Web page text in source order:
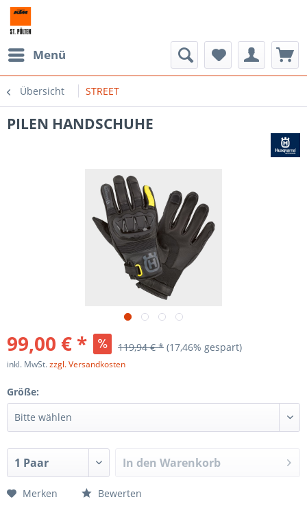
Menü
Übersicht STREET
PILEN HANDSCHUHE
99,00 € * 119,94 € * (17,46% gespart)
inkl. MwSt.zzgl. Versandkosten
Größe:
In den Warenkorb
Merken Bewerten